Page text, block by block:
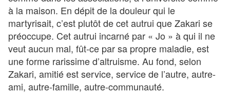
à la maison. En dépit de la douleur qui le
martyrisait, c’est plutôt de cet autrui que Zakari se
préoccupe. Cet autrui incarné par « Jo » à qui il ne
veut aucun mal, fût-ce par sa propre maladie, est
une forme rarissime d’altruisme. Au fond, selon
Zakari, amitié est service, service de l’autre, autre-
ami, autre-famille, autre-communauté.